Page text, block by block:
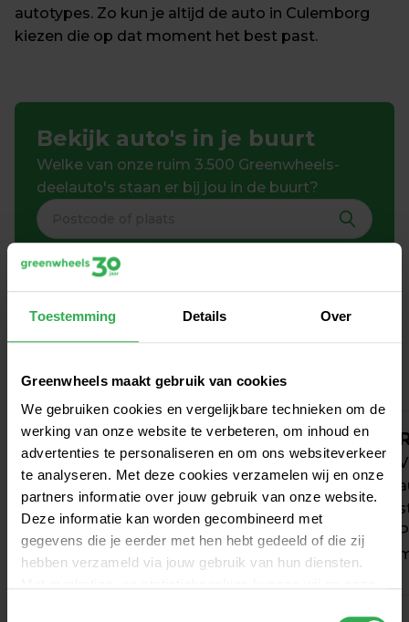
Toestemming Details Over
Greenwheels maakt gebruik van cookies
We gebruiken cookies en vergelijkbare technieken om de
werking van onze website te verbeteren, om inhoud en
advertenties te personaliseren en om ons websiteverkeer
te analyseren. Met deze cookies verzamelen wij en onze
partners informatie over jouw gebruik van onze website.
Deze informatie kan worden gecombineerd met
gegevens die je eerder met hen hebt gedeeld of die zij
hebben verzameld via jouw gebruik van hun diensten.
autotypes. Zo kun je altijd de auto in Culemborg
kiezen die op dat moment het best past.
Bekijk auto's in je buurt
Welke van onze ruim 3.500 Greenwheels-
deelauto's staan er bij jou in de buurt?
Zo werkt autodelen in
Culemborg
Aanmelden
Kies uit voordelige en flexibele tarieven, al
vanaf € 0 / maand. Verandert je rijgedrag?
Dan wijzig je jouw tarief maandelijks
zonder extra kosten.